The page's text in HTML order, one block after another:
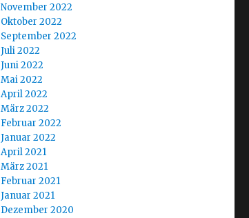
November 2022
Oktober 2022
September 2022
Juli 2022
Juni 2022
Mai 2022
April 2022
März 2022
Februar 2022
Januar 2022
April 2021
März 2021
Februar 2021
Januar 2021
Dezember 2020